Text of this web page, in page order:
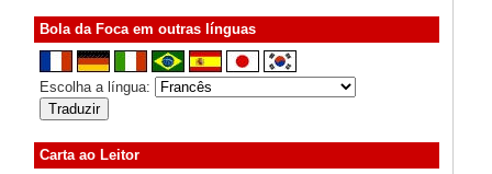
Bola da Foca em outras línguas
Escolha a língua:
Carta ao Leitor